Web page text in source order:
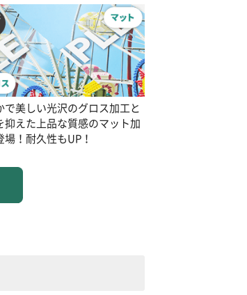
で美しい光沢のグロス加工と
抑えた上品な質感のマット加
場！耐久性もUP！